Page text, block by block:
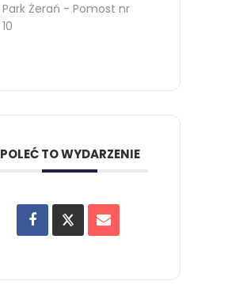
Park Żerań - Pomost nr
10
POLEĆ TO WYDARZENIE